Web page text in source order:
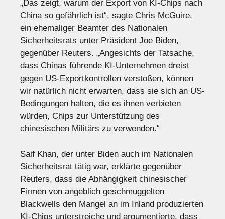
„Das zeigt, warum der Export von KI-Chips nach
China so gefährlich ist“, sagte Chris McGuire,
ein ehemaliger Beamter des Nationalen
Sicherheitsrats unter Präsident Joe Biden,
gegenüber Reuters. „Angesichts der Tatsache,
dass Chinas führende KI-Unternehmen dreist
gegen US-Exportkontrollen verstoßen, können
wir natürlich nicht erwarten, dass sie sich an US-
Bedingungen halten, die es ihnen verbieten
würden, Chips zur Unterstützung des
chinesischen Militärs zu verwenden.“
Saif Khan, der unter Biden auch im Nationalen
Sicherheitsrat tätig war, erklärte gegenüber
Reuters, dass die Abhängigkeit chinesischer
Firmen von angeblich geschmuggelten
Blackwells den Mangel an im Inland produzierten
KI-Chips unterstreiche und argumentierte, dass